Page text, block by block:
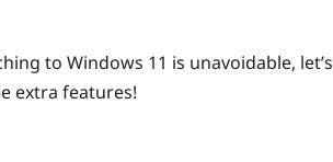
to Windows 11 is unavoidable, let’s
extra features!